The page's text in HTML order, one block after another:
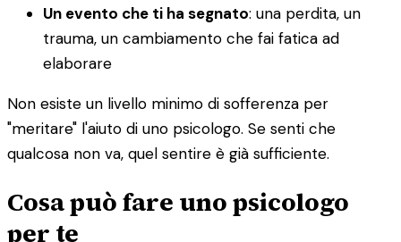
Un evento che ti ha segnato: una perdita, un
trauma, un cambiamento che fai fatica ad
elaborare
Non esiste un livello minimo di sofferenza per
"meritare" l'aiuto di uno psicologo. Se senti che
qualcosa non va, quel sentire è già sufficiente.
Cosa può fare uno psicologo
per te